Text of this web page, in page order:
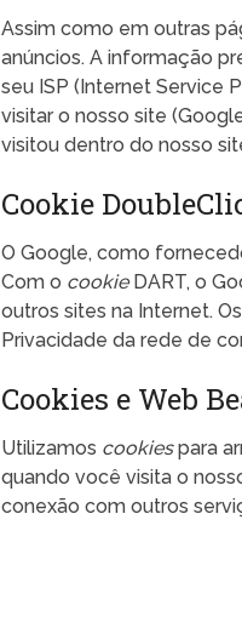
Assim como em outras
anúncios. A informação
seu ISP (Internet Service
visitar o nosso site
visitou dentro do nosso
Cookie
O Google, como
Com o cookieDART, o
outros sites na Internet.
Privacidade da rede de
Cookies e Web
Utilizamos cookiespara
quando você visita o
conexão com outros